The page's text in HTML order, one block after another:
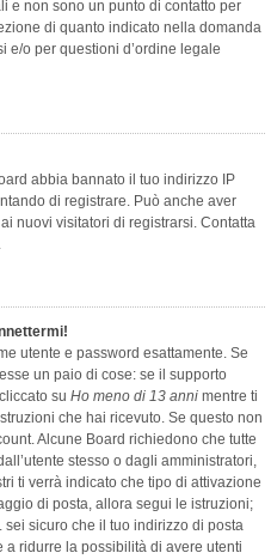
e non sono un punto di contatto per
di quanto indicato nella domanda
e/o per questioni d’ordine legale
abbia bannato il tuo indirizzo IP
di registrare. Può anche aver
nuovi visitatori di registrarsi. Contatta
utente e password esattamente. Se
un paio di cose: se il supporto
su Ho meno di 13 anni mentre ti
che hai ricevuto. Se questo non
Alcune Board richiedono che tutte
stesso o dagli amministratori,
ti verrà indicato che tipo di attivazione
di posta, allora segui le istruzioni;
sicuro che il tuo indirizzo di posta
a ridurre la possibilità di avere utenti